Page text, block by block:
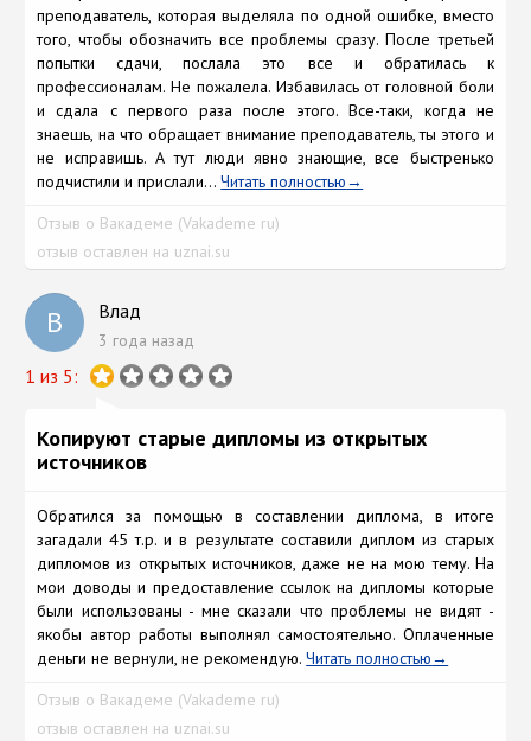
преподаватель, которая выделяла по одной ошибке, вместо
того, чтобы обозначить все проблемы сразу. После третьей
попытки сдачи, послала это все и обратилась к
профессионалам. Не пожалела. Избавилась от головной боли
и сдала с первого раза после этого. Все-таки, когда не
знаешь, на что обращает внимание преподаватель, ты этого и
не исправишь. А тут люди явно знающие, все быстренько
подчистили и прислали...Читать полностью
Отзыв о Вакадеме (Vakademe ru)
отзыв оставлен на uznai.su
В Влад
3 года назад
1 из 5:
Копируют старые дипломы из открытых
источников
Обратился за помощью в составлении диплома, в итоге
загадали 45 т.р. и в результате составили диплом из старых
дипломов из открытых источников, даже не на мою тему. На
мои доводы и предоставление ссылок на дипломы которые
были использованы - мне сказали что проблемы не видят -
якобы автор работы выполнял самостоятельно. Оплаченные
деньги не вернули, не рекомендую.Читать полностью
Отзыв о Вакадеме (Vakademe ru)
отзыв оставлен на uznai.su